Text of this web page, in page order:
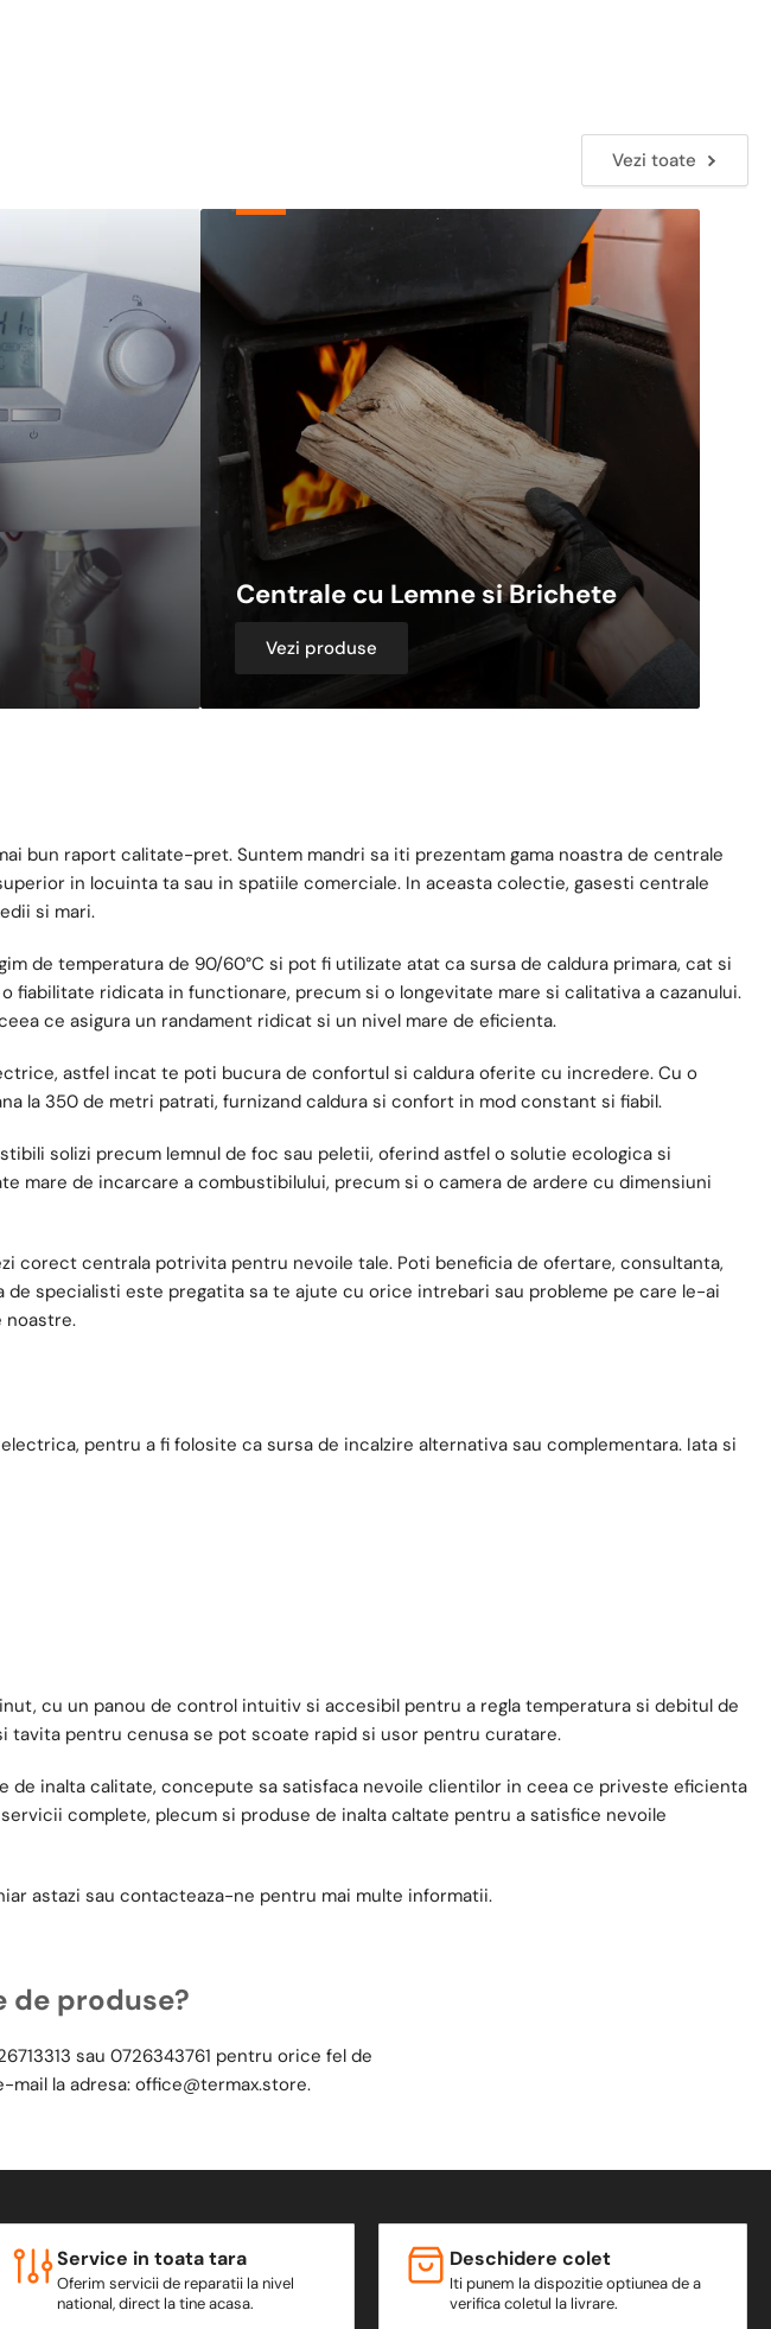
Vezi toate
Centrale
cu
Lemne
Brichete
Centrale cu Lemne si Brichete
Vezi produse
bun raport calitate-pret. Suntem mandri sa iti prezentam gama noastra de centrale
in locuinta ta sau in spatiile comerciale. In aceasta colectie, gasesti centrale
si mari.
de temperatura de 90/60°C si pot fi utilizate atat ca sursa de caldura primara, cat si
ridicata in functionare, precum si o longevitate mare si calitativa a cazanului.
ce asigura un randament ridicat si un nivel mare de eficienta.
astfel incat te poti bucura de confortul si caldura oferite cu incredere. Cu o
la 350 de metri patrati, furnizand caldura si confort in mod constant si fiabil.
solizi precum lemnul de foc sau peletii, oferind astfel o solutie ecologica si
mare de incarcare a combustibilului, precum si o camera de ardere cu dimensiuni
corect centrala potrivita pentru nevoile tale. Poti beneficia de ofertare, consultanta,
specialisti este pregatita sa te ajute cu orice intrebari sau probleme pe care le-ai
noastre.
pentru a fi folosite ca sursa de incalzire alternativa sau complementara. Iata si
cu un panou de control intuitiv si accesibil pentru a regla temperatura si debitul de
tavita pentru cenusa se pot scoate rapid si usor pentru curatare.
de inalta calitate, concepute sa satisfaca nevoile clientilor in ceea ce priveste eficienta
complete, plecum si produse de inalta caltate pentru a satisfice nevoile
astazi sau contacteaza-ne pentru mai multe informatii.
de produse?
sau 0726343761 pentru orice fel de
mail la adresa:office@termax.store.
Service in toata tara
Oferim servicii de reparatii la nivel
national, direct la tine acasa.
Deschidere colet
Iti punem la dispozitie optiunea de a
verifica coletul la livrare.